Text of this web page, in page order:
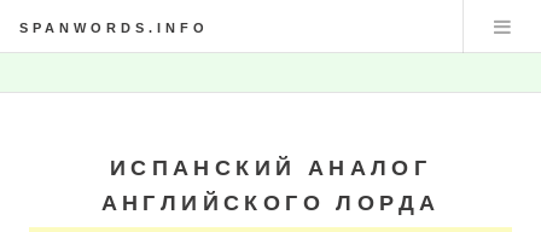
SPANWORDS.INFO
ИСПАНСКИЙ АНАЛОГ
АНГЛИЙСКОГО ЛОРДА